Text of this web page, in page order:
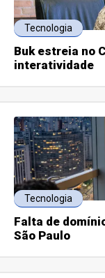
Tecnologia
Buk estreia no
interatividade
Tecnologia
Falta de
São Paulo